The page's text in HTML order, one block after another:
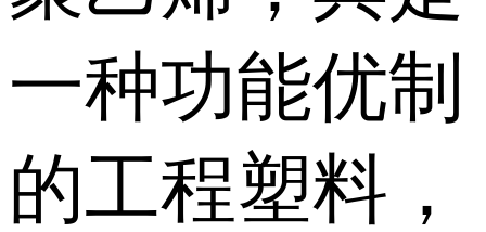
一种功能优制
的工程塑料，